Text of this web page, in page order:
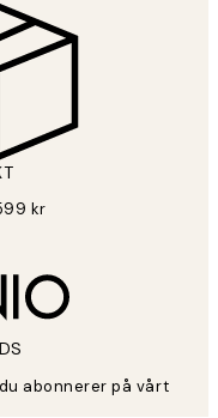
kr
abonnerer på vårt